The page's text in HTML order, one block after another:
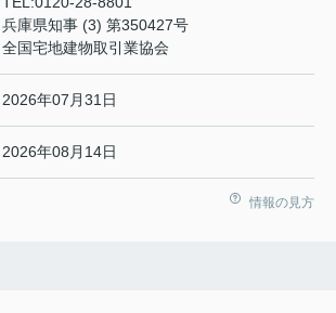
兵庫県知事 (3) 第350427号
全国宅地建物取引業協会
2026年07月31日
2026年08月14日
情報の見方